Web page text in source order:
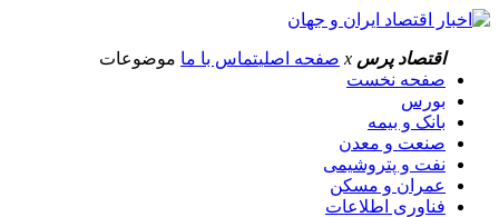
اقتصاد پرس x صفحه اصلیتماس با ما موضوعات
صفحه نخست
بورس
بانک و بیمه
صنعت و معدن
نفت و پتروشیمی
عمران و مسکن
فناوری اطلاعات